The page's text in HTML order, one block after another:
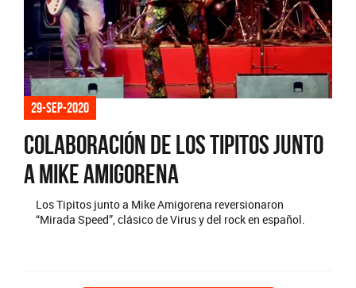
29-sep-2020
Colaboración de Los Tipitos junto
a Mike Amigorena
Los Tipitos junto a Mike Amigorena reversionaron
“Mirada Speed”, clásico de Virus y del rock en español.